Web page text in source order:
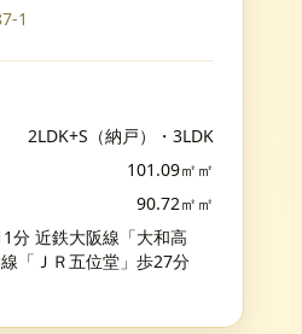
1
2LDK+S（納戸）・3LDK
101.09㎡㎡
90.72㎡㎡
分 近鉄大阪線「大和高
「ＪＲ五位堂」歩27分